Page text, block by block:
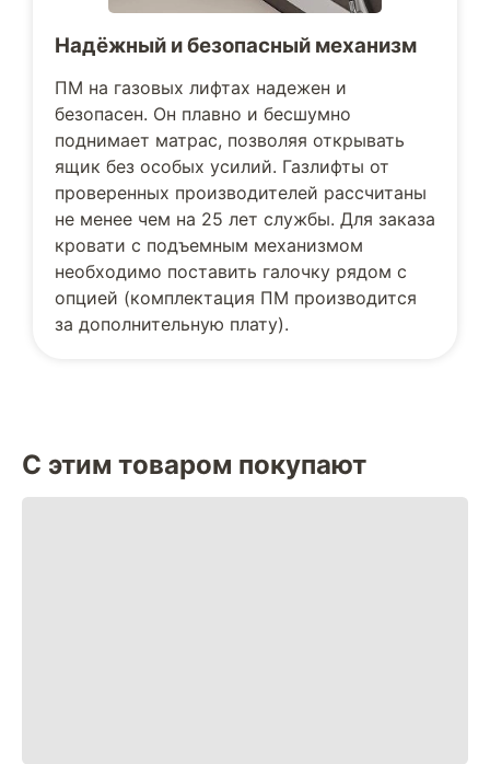
Надёжный и безопасный механизм
ПМ на газовых лифтах надежен и
безопасен. Он плавно и бесшумно
поднимает матрас, позволяя открывать
ящик без особых усилий. Газлифты от
проверенных производителей рассчитаны
не менее чем на 25 лет службы. Для заказа
кровати с подъемным механизмом
необходимо поставить галочку рядом с
опцией (комплектация ПМ производится
за дополнительную плату).
С этим товаром покупают